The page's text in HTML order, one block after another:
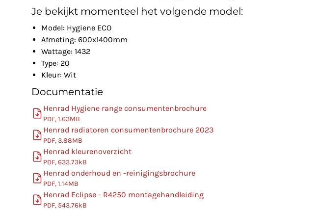
Je bekijkt momenteel het volgende model:
Model: Hygiene ECO
Afmeting: 600x1400mm
Wattage: 1432
Type: 20
Kleur: Wit
Documentatie
Henrad Hygiene range consumentenbrochure
PDF, 1.63MB
Henrad radiatoren consumentenbrochure 2023
PDF, 3.88MB
Henrad kleurenoverzicht
PDF, 633.73kB
Henrad onderhoud en -reinigingsbrochure
PDF, 1.14MB
Henrad Eclipse - R4250 montagehandleiding
PDF, 543.76kB